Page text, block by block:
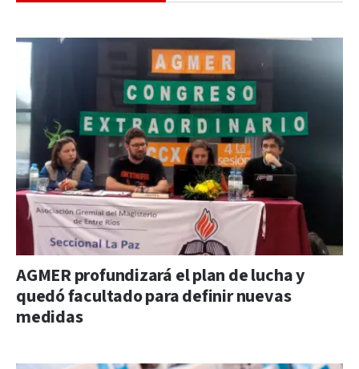
AGMER profundizará el plan de lucha y
quedó facultado para definir nuevas
medidas